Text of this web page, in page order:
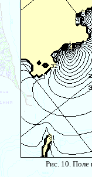
Рис. 10. Поле